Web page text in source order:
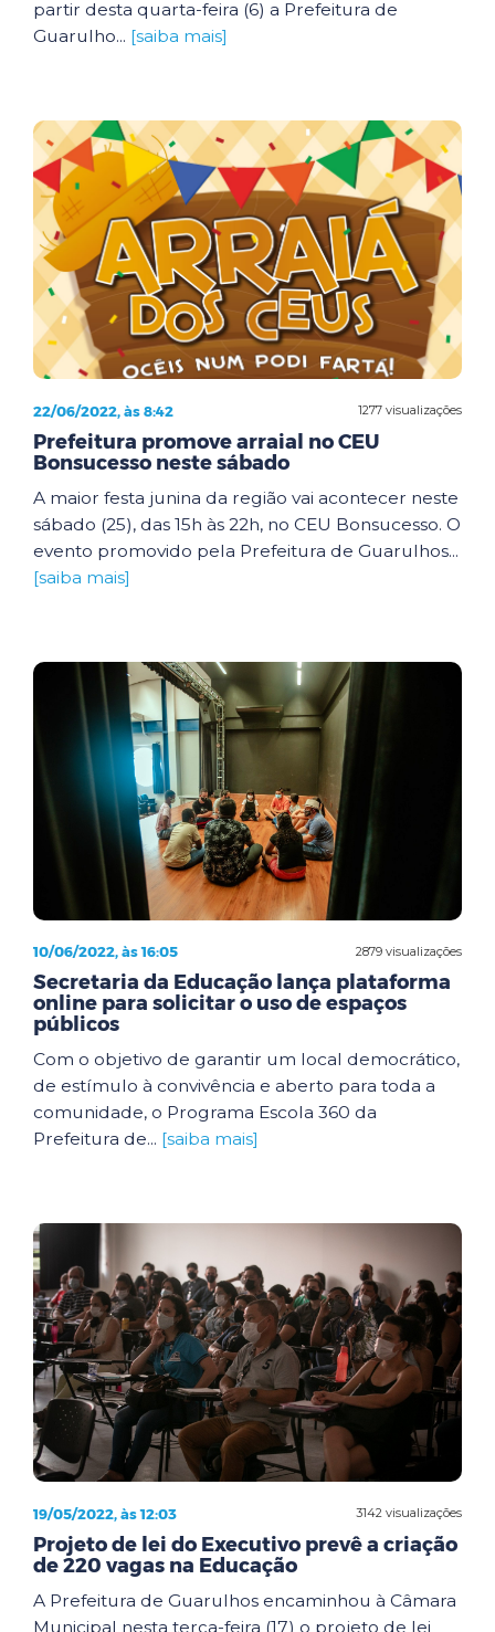
partir desta quarta-feira (6) a Prefeitura de
Guarulho... [saiba mais]
1277 visualizações
22/06/2022, às 8:42
Prefeitura promove arraial no CEU
Bonsucesso neste sábado
A maior festa junina da região vai acontecer neste
sábado (25), das 15h às 22h, no CEU Bonsucesso. O
evento promovido pela Prefeitura de Guarulhos...
[saiba mais]
2879 visualizações
10/06/2022, às 16:05
Secretaria da Educação lança plataforma
online para solicitar o uso de espaços
públicos
Com o objetivo de garantir um local democrático,
de estímulo à convivência e aberto para toda a
comunidade, o Programa Escola 360 da
Prefeitura de... [saiba mais]
3142 visualizações
19/05/2022, às 12:03
Projeto de lei do Executivo prevê a criação
de 220 vagas na Educação
A Prefeitura de Guarulhos encaminhou à Câmara
Municipal nesta terça-feira (17) o projeto de lei